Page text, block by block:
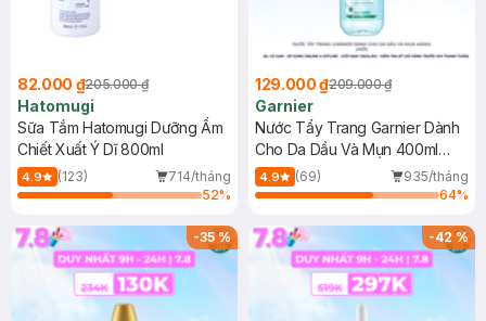
82.000 ₫205.000 ₫
Hatomugi
Sữa Tắm Hatomugi Dưỡng Ẩm
Chiết Xuất Ý Dĩ 800ml
4.9 (123)
714/tháng
52%
129.000 ₫209.000 ₫
Garnier
Nước Tẩy Trang Garnier Dành
Cho Da Dầu Và Mụn 400ml
(Mới)
4.9 (69)
935/tháng
64%
-35% -42%